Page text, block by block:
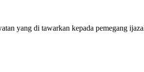
yang di tawarkan kepada pemegang